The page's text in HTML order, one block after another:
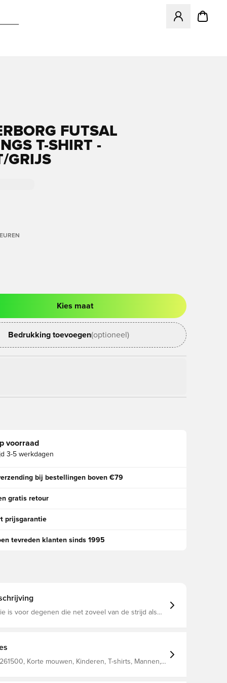
Opent een
FUTSAL
T-SHIRT -
GRIJS
om in te loggen of je aan te melden als lid
Kies maat
Bedrukking toevoegen(optioneel)
voorraad
3-5 werkdagen
bij bestellingen boven €79
gratis retour
prijsgarantie
tevreden klanten sinds 1995
is voor degenen die net zoveel van de strijd als
Korte mouwen, Kinderen, T-shirts, Mannen,